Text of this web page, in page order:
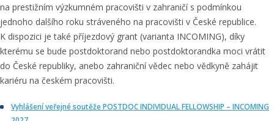
na prestižním výzkumném pracovišti v zahraničí s podmínkou
jednoho dalšího roku stráveného na pracovišti v České republice.
K dispozici je také příjezdový grant (varianta INCOMING), díky
kterému se bude postdoktorand nebo postdoktorandka moci vrátit
do České republiky, anebo zahraniční vědec nebo vědkyně zahájit
kariéru na českém pracovišti.
Vyhlášení veřejné soutěže POSTDOC INDIVIDUAL FELLOWSHIP – INCOMING